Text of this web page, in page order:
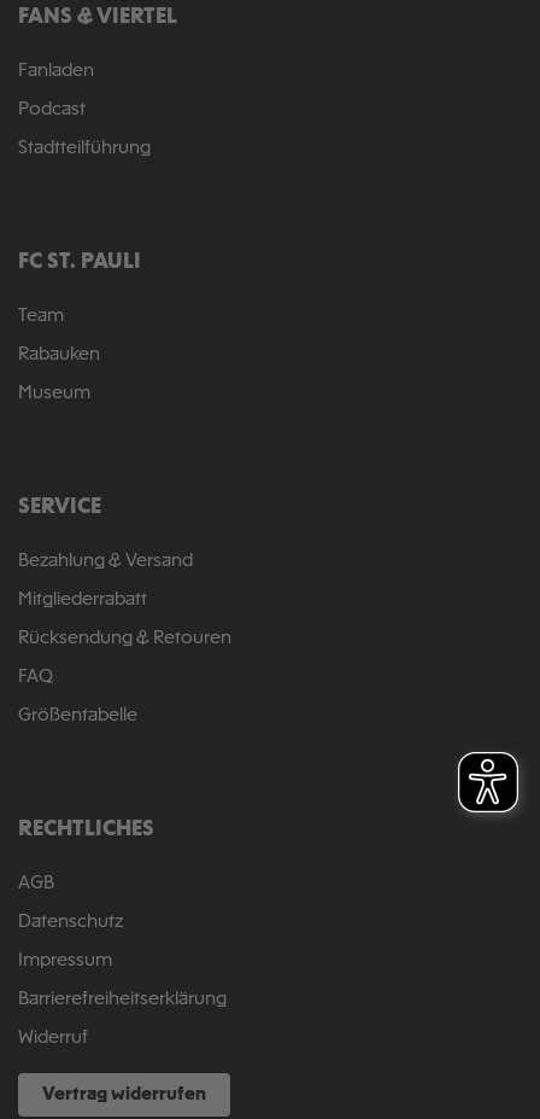
FANS & VIERTEL
Fanladen
Podcast
Stadtteilführung
FC ST. PAULI
Team
Rabauken
Museum
SERVICE
Bezahlung & Versand
Mitgliederrabatt
Rücksendung & Retouren
FAQ
Größentabelle
RECHTLICHES
AGB
Datenschutz
Impressum
Barrierefreiheitserklärung
Widerruf
Vertrag widerrufen